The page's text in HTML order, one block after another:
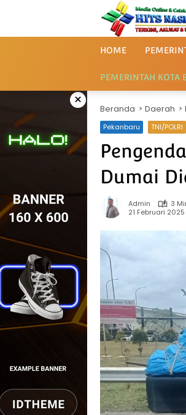
HOME
PEMERINTAH KOTA
× Beranda Daerah
Pekanbaru TNI/POLRI
Dumai
Admin
3
21 Februari 2025